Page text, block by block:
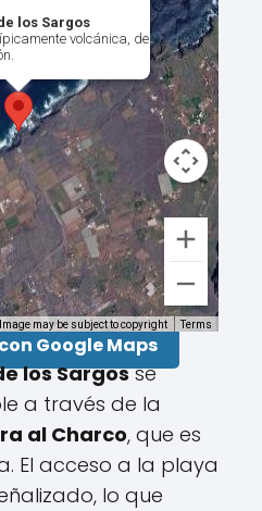
los Sargos
volcánica, de
Image may be subject to copyright Terms
Google Maps
los Sargosse
a través de la
al Charco, que es
El acceso a la playa
lo que